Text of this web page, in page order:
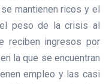
mantienen ricos y el
peso de la crisis al
reciben ingresos por
la que se encuentran
empleo y las casi